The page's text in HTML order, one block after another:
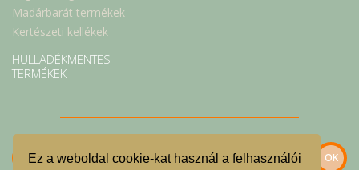
Ez a weboldal cookie-kat használ a felhasználói
Madárbarát termékek
Kertészeti kellékek
HULLADÉKMENTES
TERMÉKEK